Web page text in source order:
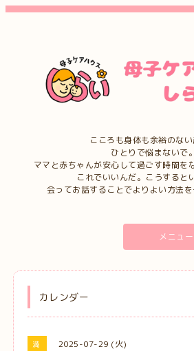
こころも身体も余裕のない
ひとりで悩まないで。
ママと赤ちゃんが安心して過ごす時間を
これでいいんだ。こうすると
会ってお話することでよりよい方法を
メニュー
カレンダー
満 2025-07-29 (火)